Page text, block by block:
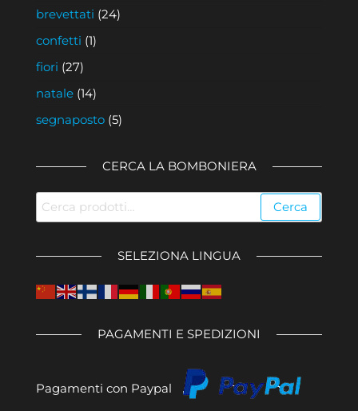
brevettati (24)
confetti (1)
fiori (27)
natale (14)
segnaposto (5)
CERCA LA BOMBONIERA
Cerca: Cerca
SELEZIONA LINGUA
PAGAMENTI E SPEDIZIONI
Pagamenti con Paypal